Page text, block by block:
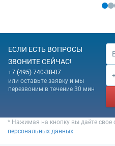
ЕСЛИ ЕСТЬ ВОПРОСЫ
ЗВОНИТЕ СЕЙЧАС!
+7 (495) 740-38-07
или оставьте заявку и мы
перезвоним в течение 30 мин
* Нажимая на кнопку вы даёте свое
персональных данных